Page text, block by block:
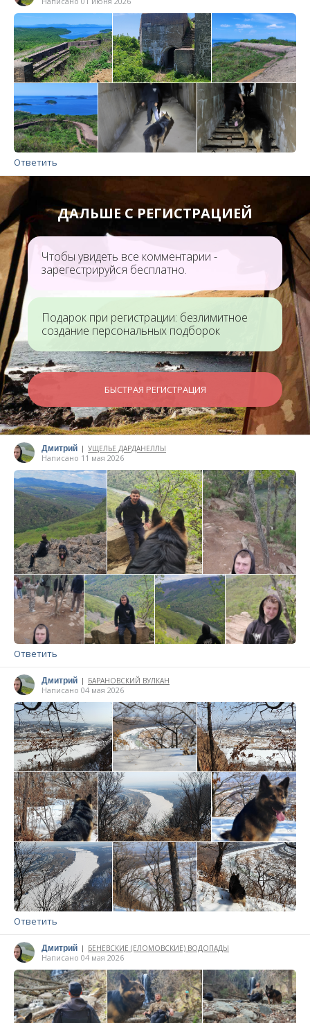
Ответить
ДАЛЬШЕ С РЕГИСТРАЦИЕЙ
Чтобы увидеть все комментарии -
зарегестрируйся бесплатно.
Подарок при регистрации: безлимитное
создание персональных подборок
БЫСТРАЯ РЕГИСТРАЦИЯ
Дмитрий | УЩЕЛЬЕ ДАРДАНЕЛЛЫ
Написано 11 мая 2026
Ответить
Дмитрий | БАРАНОВСКИЙ ВУЛКАН
Написано 04 мая 2026
Ответить
Дмитрий | БЕНЕВСКИЕ (ЕЛОМОВСКИЕ) ВОДОПАДЫ
Написано 04 мая 2026